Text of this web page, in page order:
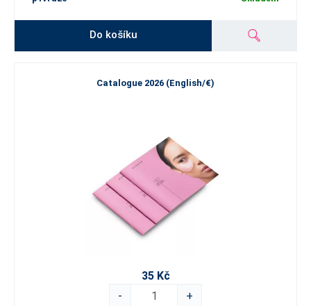
Do košíku
Catalogue 2026 (English/€)
35 Kč
-
+